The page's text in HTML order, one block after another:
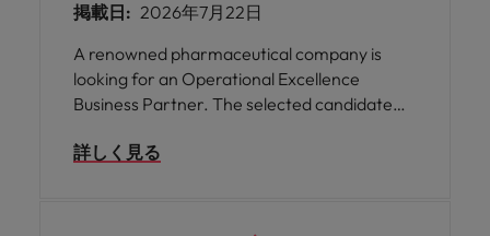
掲載日: 2026年7月22日
A renowned pharmaceutical company is
looking for an Operational Excellence
Business Partner. The selected candidate
improvement projects, and strengthen
詳しく見る